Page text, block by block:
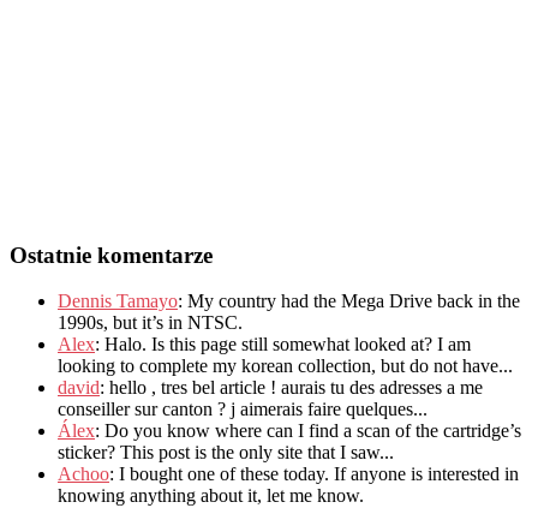
Ostatnie komentarze
Dennis Tamayo: My country had the Mega Drive back in the
1990s, but it’s in NTSC.
Alex: Halo. Is this page still somewhat looked at? I am
looking to complete my korean collection, but do not have...
david: hello , tres bel article ! aurais tu des adresses a me
conseiller sur canton ? j aimerais faire quelques...
Álex: Do you know where can I find a scan of the cartridge’s
sticker? This post is the only site that I saw...
Achoo: I bought one of these today. If anyone is interested in
knowing anything about it, let me know.